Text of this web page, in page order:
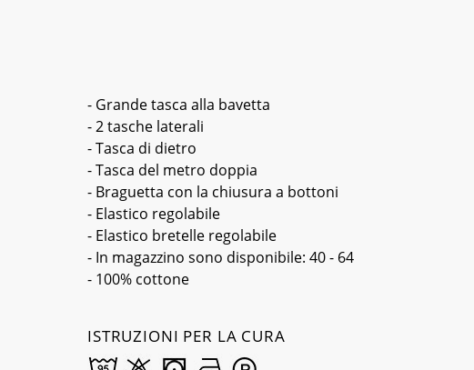
- Grande tasca alla bavetta
- 2 tasche laterali
- Tasca di dietro
- Tasca del metro doppia
- Braguetta con la chiusura a bottoni
- Elastico regolabile
- Elastico bretelle regolabile
- In magazzino sono disponibile: 40 - 64
- 100% cottone
ISTRUZIONI PER LA CURA